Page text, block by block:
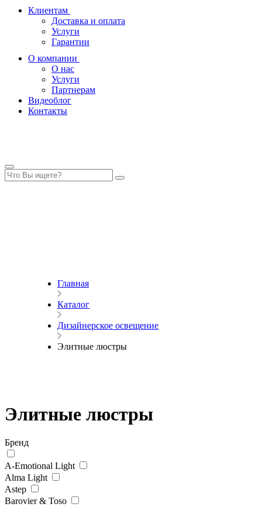
Клиентам
Доставка и оплата
Услуги
Гарантии
О компании
О нас
Услуги
Партнерам
Видеоблог
Контакты
Главная
Каталог
Дизайнерское освещение
Элитные люстры
Элитные люстры
Бренд
A-Emotional Light
Alma Light
Astep
Barovier & Toso